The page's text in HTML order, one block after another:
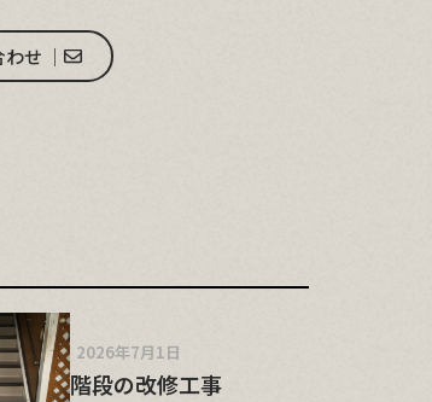
わせ │
2026年7月1日
階段の改修工事